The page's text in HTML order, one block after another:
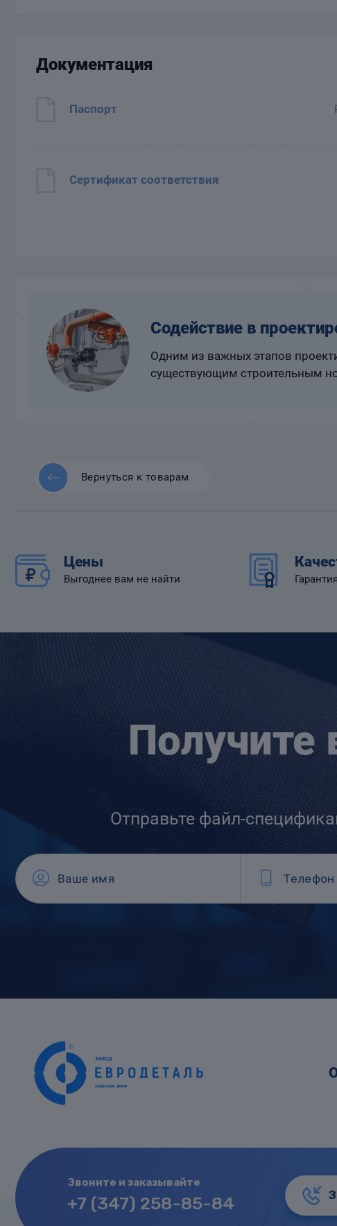
Документация
Паспорт
Сертификат соответствия
Содействие в
Одним из важных этапов
существующим строительным
Вернуться к товарам
Цены
Выгоднее вам не найти
Получите
Отправьте файл-
Звоните и заказывайте
+7 (347) 258-85-84